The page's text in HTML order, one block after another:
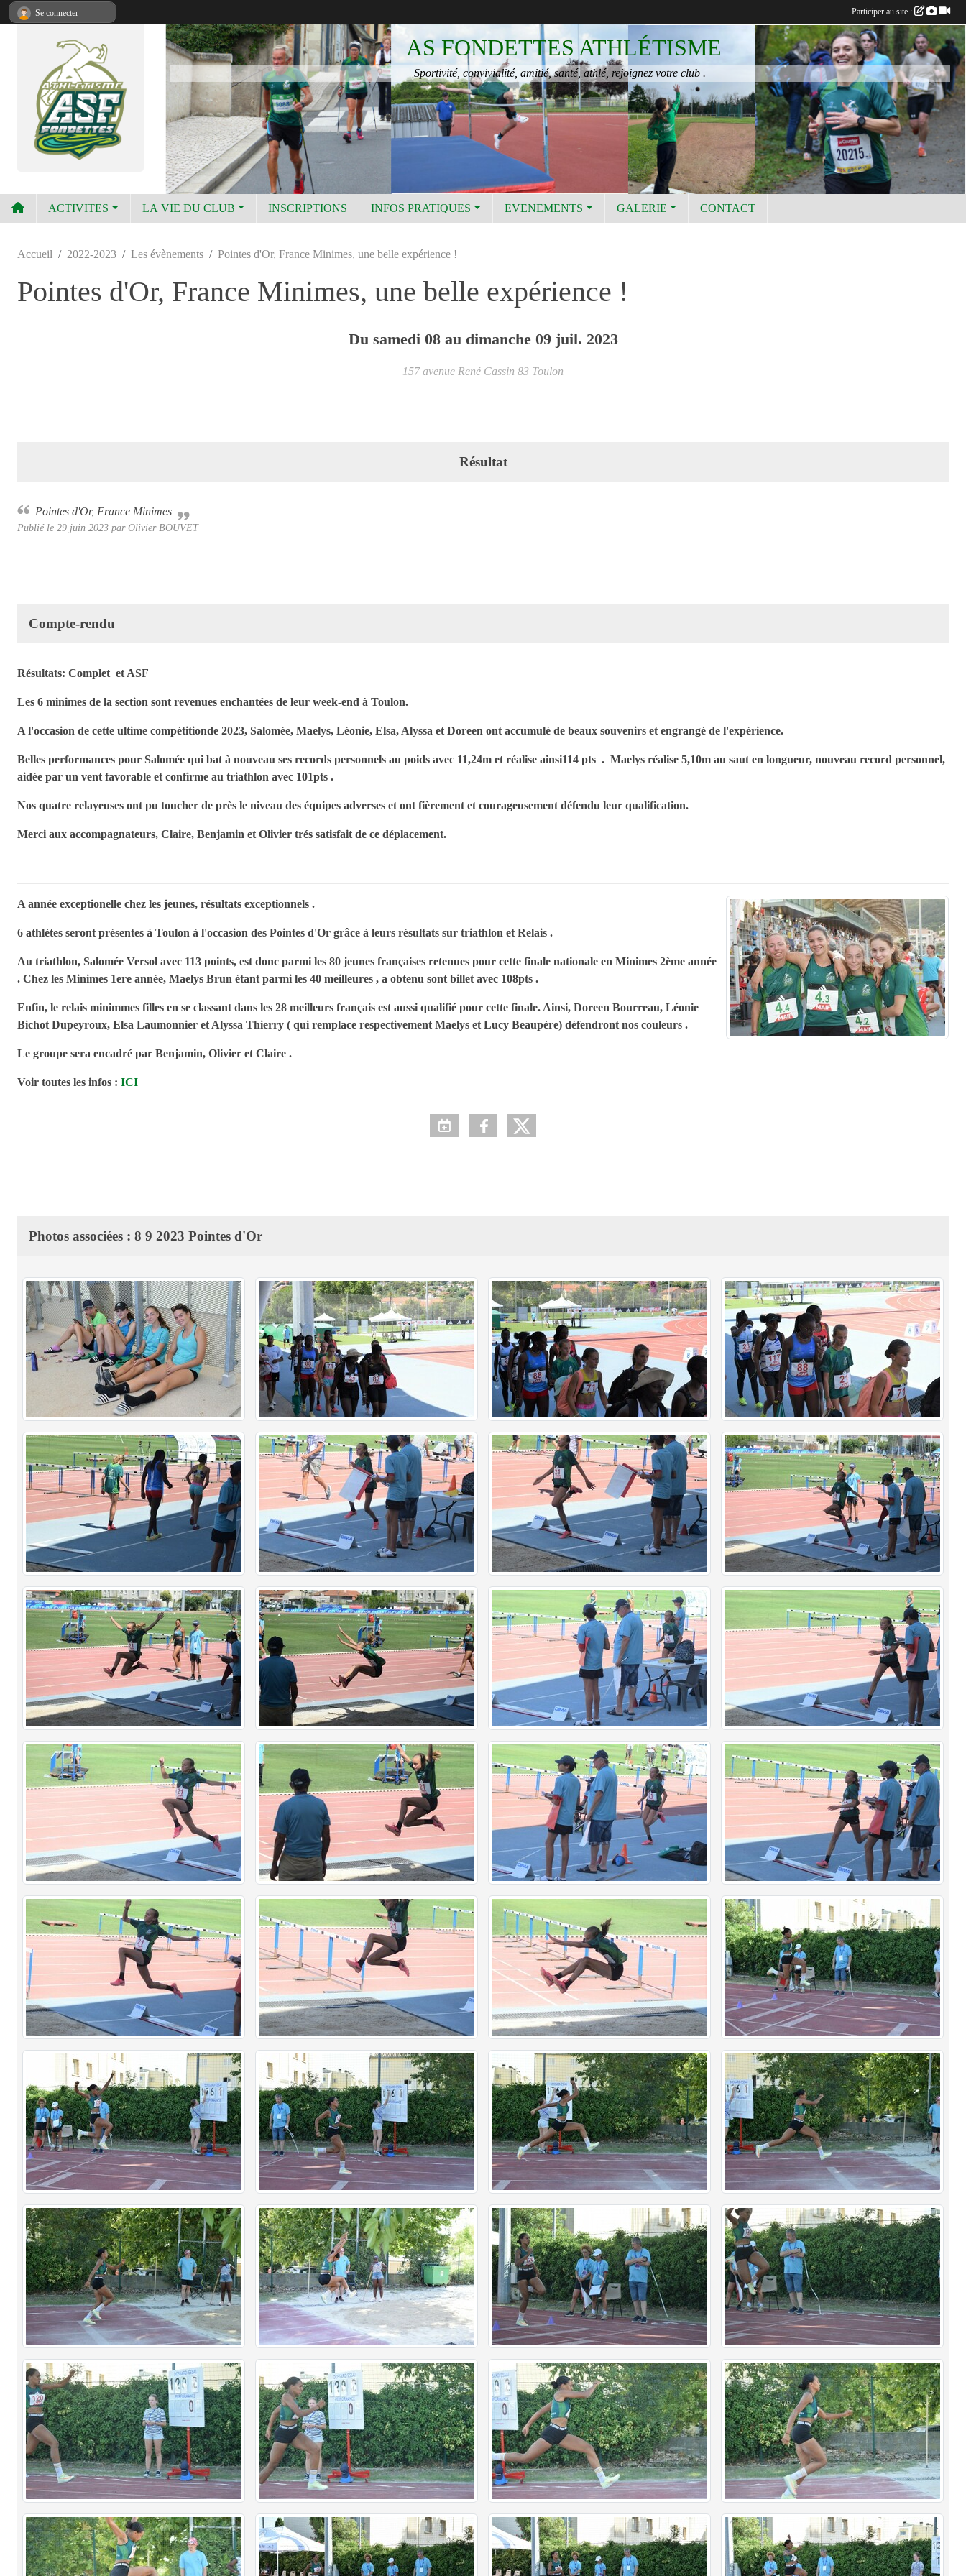
AS FONDETTES ATHLÉTISME
Sportivité, convivialité, amitié, santé, athlé, rejoignez votre club .
ACTIVITES LA VIE DU CLUB INSCRIPTIONS INFOS PRATIQUES EVENEMENTS GALERIE CONTACT
Accueil 2022-2023 Les évènements Pointes d'Or, France Minimes, une belle expérience !
Pointes d'Or, France Minimes, une belle expérience !
Du samedi 08au dimanche 09 juil. 2023
157 avenue René Cassin 83 Toulon
Résultat
Pointes d'Or, France Minimes
Publié le 29 juin 2023 par Olivier BOUVET
Compte-rendu
Résultats: Complet et ASF
Les 6 minimes de la section sont revenues enchantées de leur week-end à Toulon.
A l'occasion de cette ultime compétitionde 2023, Salomée, Maelys, Léonie, Elsa, Alyssa et Doreen ont accumulé de beaux souvenirs et engrangé de l'expérience.
Belles performances pour Salomée qui bat à nouveau ses records personnels au poids avec 11,24m et réalise ainsi114 pts . Maelys réalise 5,10m au saut en longueur, nouveau record personnel,
aidée par un vent favorable et confirme au triathlon avec 101pts .
Nos quatre relayeuses ont pu toucher de près le niveau des équipes adverses et ont fièrement et courageusement défendu leur qualification.
Merci aux accompagnateurs, Claire, Benjamin et Olivier trés satisfait de ce déplacement.
A année exceptionelle chez les jeunes, résultats exceptionnels .
6 athlètes seront présentes à Toulon à l'occasion des Pointes d'Or grâce à leurs résultats sur triathlon et Relais .
Au triathlon, Salomée Versol avec 113 points, est donc parmi les 80 jeunes françaises retenues pour cette finale nationale en Minimes 2ème année
. Chez les Minimes 1ere année, Maelys Brun étant parmi les 40 meilleures , a obtenu sont billet avec 108pts .
Enfin, le relais minimmes filles en se classant dans les 28 meilleurs français est aussi qualifié pour cette finale. Ainsi, Doreen Bourreau, Léonie
Bichot Dupeyroux, Elsa Laumonnier et Alyssa Thierry ( qui remplace respectivement Maelys et Lucy Beaupère) défendront nos couleurs .
Le groupe sera encadré par Benjamin, Olivier et Claire .
Voir toutes les infos : ICI
Photos associées : 8 9 2023 Pointes d'Or
Se connecter Participer au site :
Panneau de gestion des cookies